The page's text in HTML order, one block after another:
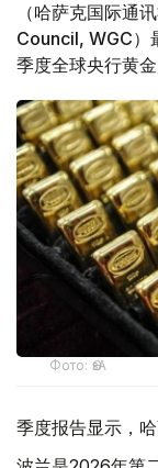
（哈萨克国际通
Council, WGC）
季度全球央行黄
Фото: ӨзА
季度报告显示，